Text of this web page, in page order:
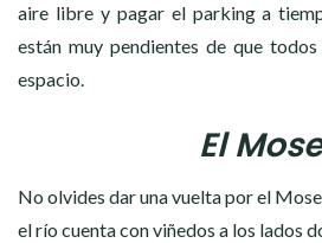
aire libre y pagar el parking a
están muy pendientes de que
espacio.
El
No olvides dar una vuelta por el
el río cuenta con viñedos a los lados